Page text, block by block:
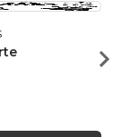
EM: